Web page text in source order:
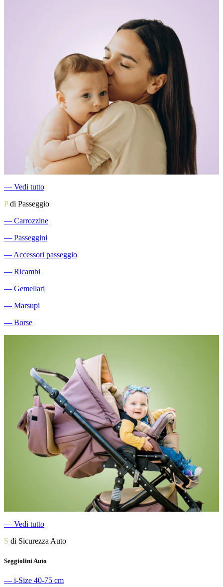
― Vedi tutto
Pdi Passeggio
― Carrozzine
― Passeggini
― Accessori passeggio
― Ricambi
― Gemellari
― Marsupi
― Borse
― Vedi tutto
S di Sicurezza Auto
Seggiolini Auto
― i-Size 40-75 cm